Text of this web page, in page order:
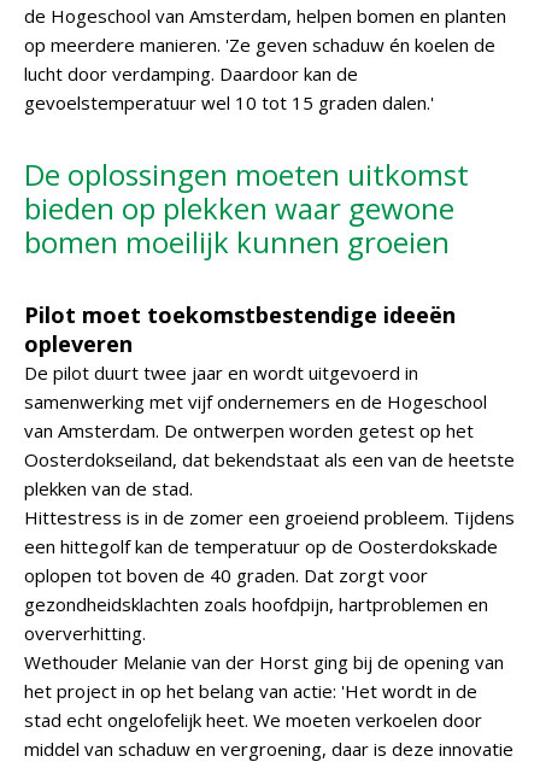
de Hogeschool van Amsterdam, helpen bomen en planten
op meerdere manieren. 'Ze geven schaduw én koelen de
lucht door verdamping. Daardoor kan de
gevoelstemperatuur wel 10 tot 15 graden dalen.'
De oplossingen moeten uitkomst
bieden op plekken waar gewone
bomen moeilijk kunnen groeien
Pilot moet toekomstbestendige ideeën
opleveren
De pilot duurt twee jaar en wordt uitgevoerd in
samenwerking met vijf ondernemers en de Hogeschool
van Amsterdam. De ontwerpen worden getest op het
Oosterdokseiland, dat bekendstaat als een van de heetste
plekken van de stad.
Hittestress is in de zomer een groeiend probleem. Tijdens
een hittegolf kan de temperatuur op de Oosterdokskade
oplopen tot boven de 40 graden. Dat zorgt voor
gezondheidsklachten zoals hoofdpijn, hartproblemen en
oververhitting.
Wethouder Melanie van der Horst ging bij de opening van
het project in op het belang van actie: 'Het wordt in de
stad echt ongelofelijk heet. We moeten verkoelen door
middel van schaduw en vergroening, daar is deze innovatie